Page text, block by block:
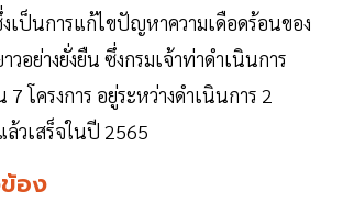
เป็นการแก้ไขปัญหาความเดือดร้อนของ
วอย่างยั่งยืน ซึ่งกรมเจ้าท่าดำเนินการ
7 โครงการ อยู่ระหว่างดำเนินการ 2
ล้วเสร็จในปี 2565
อง